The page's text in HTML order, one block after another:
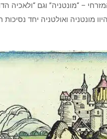
– “מונטניה” וגם “ולאכיה
מונטניה ואולטניה יחד